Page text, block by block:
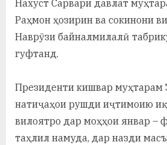
Нахуст Сарвари давлат
Раҳмон ҳозирин ва сокинони
Наврӯзи байналмилалӣ
гуфтанд.
Президенти кишвар
натиҷаҳои рушди иҷтимоию
вилоятро дар моҳҳои январ –
таҳлил намуда, дар назди